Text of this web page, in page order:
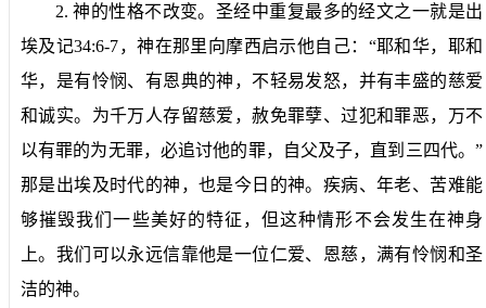
2.神的性格不改变。 圣经中重复最多的经文之一就是出
埃及记34:6-7，神在那里向摩西启示他自己：“耶和华，耶和
华，是有怜悯、有恩典的神，不轻易发怒，并有丰盛的慈爱
和诚实。为千万人存留慈爱，赦免罪孽、过犯和罪恶，万不
以有罪的为无罪，必追讨他的罪，自父及子，直到三四代。”
那是出埃及时代的神，也是今日的神。疾病、年老、苦难能
够摧毁我们一些美好的特征，但这种情形不会发生在神身
上。我们可以永远信靠他是一位仁爱、恩慈，满有怜悯和圣
洁的神。